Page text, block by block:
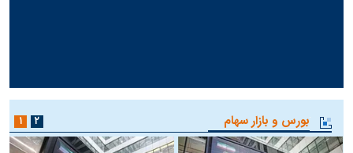
بورس و بازار سهام ۱ ۲